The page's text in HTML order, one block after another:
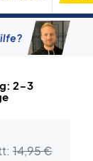
2-3
14,95 €